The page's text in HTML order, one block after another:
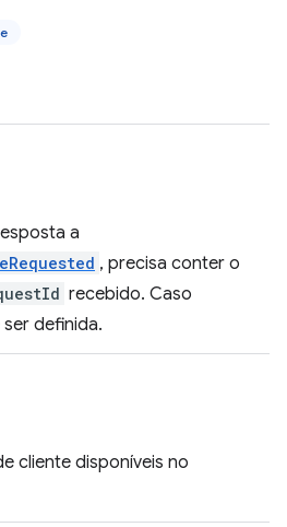
a
, precisa conter o
recebido. Caso
definida.
cliente disponíveis no